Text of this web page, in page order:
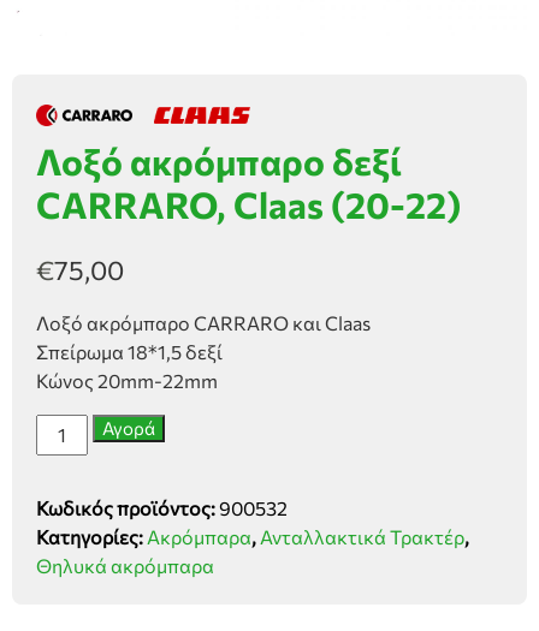
Λοξό ακρόμπαρο δεξί
CARRARO, Claas (20-22)
€75,00
Λοξό ακρόμπαρο CARRARO και Claas
Σπείρωμα 18*1,5 δεξί
Κώνος 20mm-22mm
Λοξό
ακρόμπαρο
CARRARO,
Claas
(20-
Αγορά
Κωδικός προϊόντος:900532
Κατηγορίες: Ακρόμπαρα, Ανταλλακτικά Τρακτέρ,
Θηλυκά ακρόμπαρα